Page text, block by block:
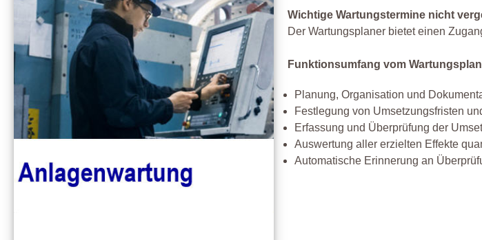
Wichtige Wartungstermine nicht
Der Wartungsplaner bietet einen
Funktionsumfang vom
Planung, Organisation und
Festlegung von Umsetzungsfristen
Erfassung und Überprüfung der
Auswertung aller erzielten Effekte
Automatische Erinnerung an